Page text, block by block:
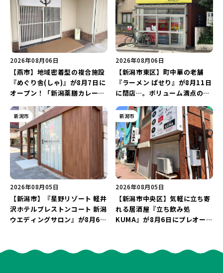
2026年08月06日
【燕市】地域密着型の複合施設
『めぐり舎(しゃ)』が8月7日に
オープン！「新潟薬膳カレー
メニューや漆喰アートを楽しも
う♪
2026年08月06日
【新潟市東区】町中華の老舗
『ラーメン ぱせり』が8月11日
に閉店…。ボリューム満点の名
新潟市
2026年08月05日
【新潟市】『星野リゾート 軽井
沢ホテルブレストンコート 新潟
ウエディングサロン』が8月6日
新潟市
2026年08月05日
【新潟市中央区】気軽に立ち寄
れる居酒屋『立ち飲み処
KUMA』が8月6日にプレオープ
♪